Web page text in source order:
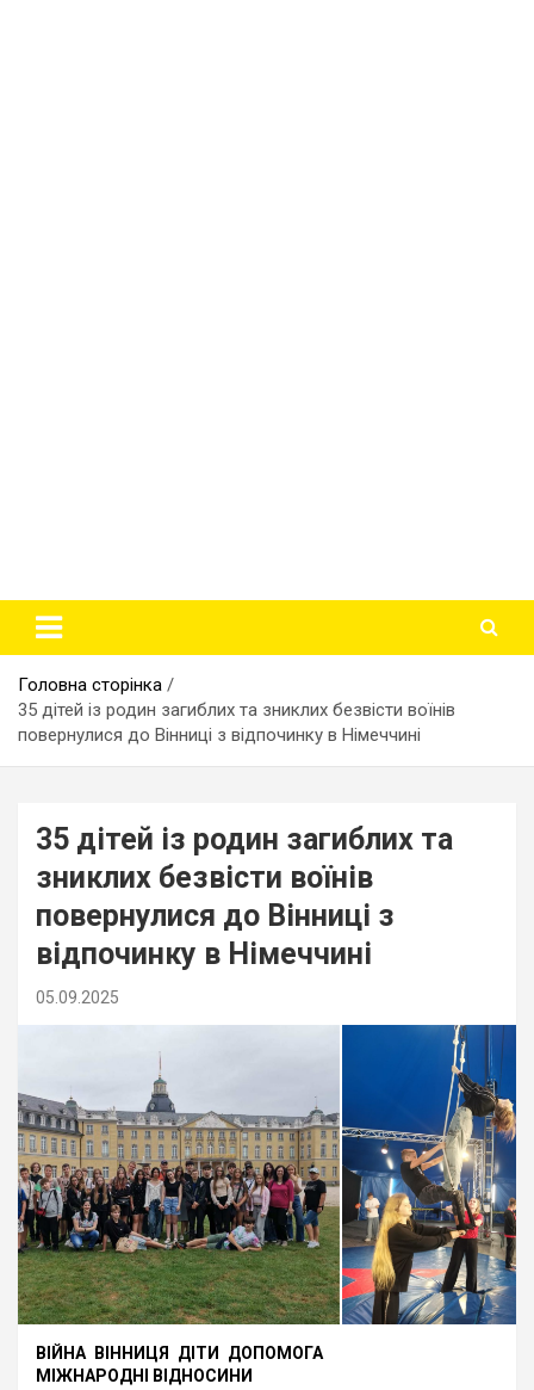
Головна сторінка
35 дітей із родин загиблих та зниклих безвісти воїнів
повернулися до Вінниці з відпочинку в Німеччині
35 дітей із родин загиблих та
зниклих безвісти воїнів
повернулися до Вінниці з
відпочинку в Німеччині
05.09.2025
ВІЙНА ВІННИЦЯ ДІТИ
ДОПОМОГА
МІЖНАРОДНІ ВІДНОСИНИ